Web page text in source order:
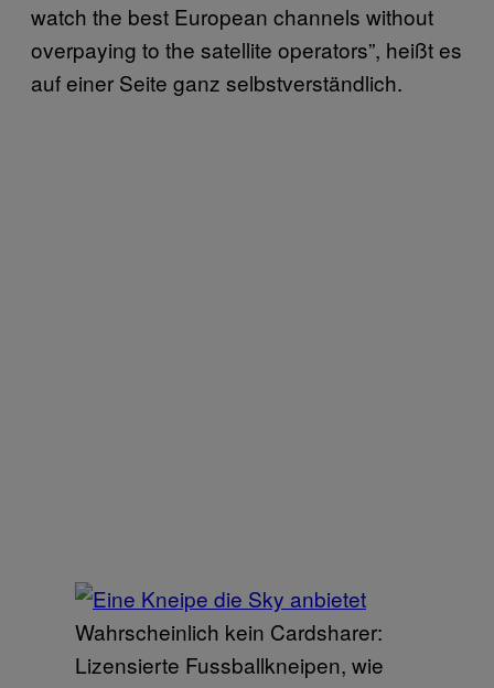
watch the best European channels without
overpaying to the satellite operators”, heißt es
auf einer Seite ganz selbstverständlich.
Wahrscheinlich kein Cardsharer:
Lizensierte Fussballkneipen, wie